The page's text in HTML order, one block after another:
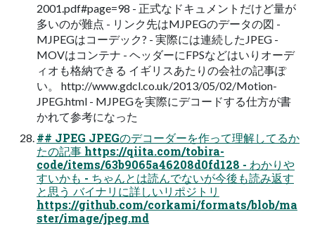
2001.pdf#page=98 - 正式なドキュメントだけど量が
多いのが難点 - リンク先はMJPEGのデータの図 -
MJPEGはコーデック? - 実際には連続したJPEG -
MOVはコンテナ - ヘッダーにFPSなどはいりオーデ
ィオも格納できる イギリスあたりの会社の記事ぽ
い。 http://www.gdcl.co.uk/2013/05/02/Motion-
JPEG.html - MJPEGを実際にデコードする仕方が書
かれて参考になった
## JPEG JPEGのデコーダーを作って理解してるか
たの記事 https://qiita.com/tobira-
code/items/63b9065a46208d0fd128 - わかりや
すいかも - ちゃんとは読んでないが今後も読み返す
と思う バイナリに詳しいリポジトリ
https://github.com/corkami/formats/blob/ma
ster/image/jpeg.md